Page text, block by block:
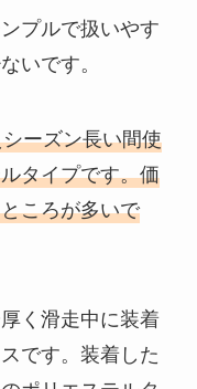
プルで扱いやす
いです。
ーズン長い間使
タイプです。価
ころが多いで
く滑走中に装着
です。装着した